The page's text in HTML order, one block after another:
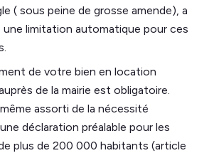
( sous peine de grosse amende), a
une limitation automatique pour ces
de votre bien en location
de la mairie est obligatoire.
assorti de la nécessité
déclaration préalable pour les
plus de 200 000 habitants (article